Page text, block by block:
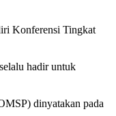
Konferensi Tingkat
hadir untuk
dinyatakan pada